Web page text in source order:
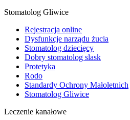
Stomatolog Gliwice
Rejestracja online
Dysfunkcje narządu żucia
Stomatolog dziecięcy
Dobry stomatolog slask
Protetyka
Rodo
Standardy Ochrony Małoletnich
Stomatolog Gliwice
Leczenie kanałowe